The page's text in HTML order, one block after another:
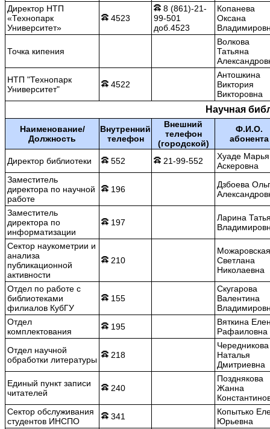
Директор НТП
«Технопарк
Университет»
4523
8 (861)-21-
99-501
доб.4523
Копанева
Оксана
Точка кипения
Волкова
Татьяна
НТП "Технопарк
Университет"
4522
Антошкина
Виктория
Викторовна
Научная
Наименование/
Должность
Внутренний
телефон
Внешний
телефон
(городской)
Ф.И.О.
абонента
Директор библиотеки 552 21-99-552
Хуаде
Аскеровна
Заместитель
директора по научной
работе
196
Дзбоева
Заместитель
директора по
информатизации
197
Ларина
Сектор наукометрии и
анализа
публикационной
активности
210
Можаровская
Светлана
Николаевна
Отдел по работе с
библиотеками
филиалов КубГУ
155
Скугарова
Валентина
Отдел
комплектования
195
Вяткина
Рафаиловна
Отдел научной
обработки литературы
218
Чередникова
Наталья
Дмитриевна
Единый пункт записи
читателей
240
Позднякова
Жанна
Сектор обслуживания
студентов ИНСПО
341
Копытько
Юрьевна